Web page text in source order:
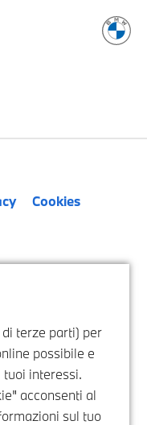
terze parti) per
possibile e
tuoi interessi.
acconsenti al
sul tuo
Cookies